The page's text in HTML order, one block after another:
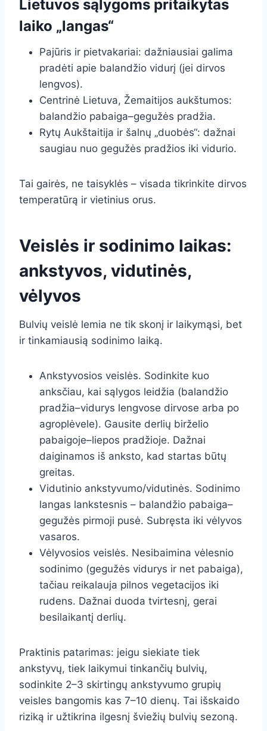
Lietuvos sąlygoms pritaikytas
laiko „langas“
Pajūris ir pietvakariai: dažniausiai galima
pradėti apie balandžio vidurį (jei dirvos
lengvos).
Centrinė Lietuva, Žemaitijos aukštumos:
balandžio pabaiga–gegužės pradžia.
Rytų Aukštaitija ir šalnų „duobės“: dažnai
saugiau nuo gegužės pradžios iki vidurio.
Tai gairės, ne taisyklės – visada tikrinkite dirvos
temperatūrą ir vietinius orus.
Veislės ir sodinimo laikas:
ankstyvos, vidutinės,
vėlyvos
Bulvių veislė lemia ne tik skonį ir laikymąsi, bet
ir tinkamiausią sodinimo laiką.
Ankstyvosios veislės. Sodinkite kuo
anksčiau, kai sąlygos leidžia (balandžio
pradžia–vidurys lengvose dirvose arba po
agroplėvele). Gausite derlių birželio
pabaigoje–liepos pradžioje. Dažnai
daiginamos iš anksto, kad startas būtų
greitas.
Vidutinio ankstyvumo/vidutinės. Sodinimo
langas lankstesnis – balandžio pabaiga–
gegužės pirmoji pusė. Subręsta iki vėlyvos
vasaros.
Vėlyvosios veislės. Nesibaimina vėlesnio
sodinimo (gegužės vidurys ir net pabaiga),
tačiau reikalauja pilnos vegetacijos iki
rudens. Dažnai duoda tvirtesnį, gerai
besilaikantį derlių.
Praktinis patarimas: jeigu siekiate tiek
ankstyvų, tiek laikymui tinkančių bulvių,
sodinkite 2–3 skirtingų ankstyvumo grupių
veisles bangomis kas 7–10 dienų. Tai išskaido
riziką ir užtikrina ilgesnį šviežių bulvių sezoną.